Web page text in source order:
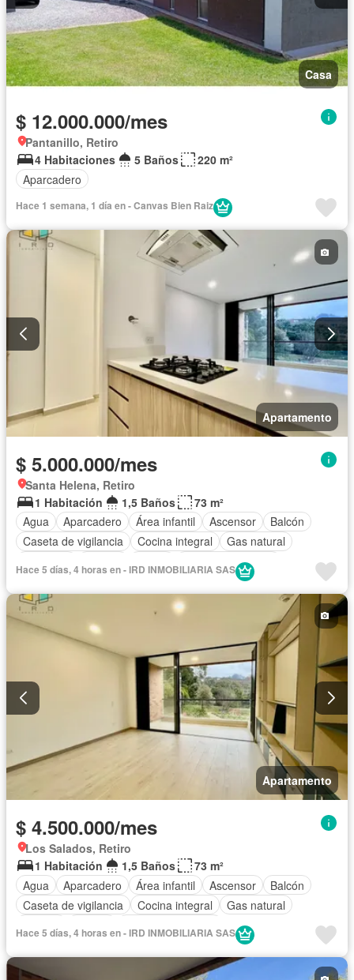
Casa
$ 12.000.000/mes
Pantanillo, Retiro
4 Habitaciones
5 Baños
220 m²
Aparcadero
Hace 1 semana, 1 día en - Canvas Bien Raiz
Apartamento
$ 5.000.000/mes
Santa Helena, Retiro
1 Habitación
1,5 Baños
73 m²
Agua
Aparcadero Área infantil Ascensor
Balcón
Caseta de vigilancia
Cocina integral
Gas natural
Seguridad privada
Hace 5 días, 4 horas en - IRD INMOBILIARIA SAS
Apartamento
$ 4.500.000/mes
Los Salados, Retiro
1 Habitación
1,5 Baños
73 m²
Agua
Aparcadero Área infantil Ascensor
Balcón
Caseta de vigilancia
Cocina integral
Gas natural
Hace 5 días, 4 horas en - IRD INMOBILIARIA SAS